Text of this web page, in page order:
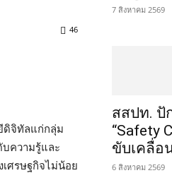
46
ดิจิทัลแก่กลุ่ม
บความรู้และ
ศรษฐกิจไม่น้อย
7 สิงหาคม 2569
สสปท. ปั
“Safety
ขับเคลื่อ
6 สิงหาคม 2569